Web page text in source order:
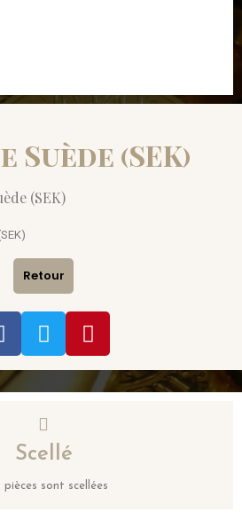
(SEK)
(SEK)
Retour
Scellé
pièces sont scellées